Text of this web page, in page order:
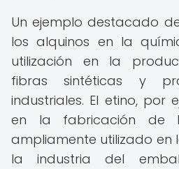
Un ejemplo destacado
los alquinos en la
utilización en la
fibras sintéticas y
industriales. El etino, por
en la fabricación de
ampliamente utilizado en
la industria del